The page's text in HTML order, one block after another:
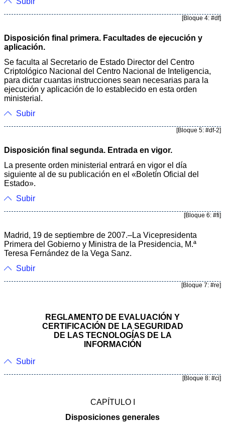
[Bloque 4: #df]
Disposición final primera. Facultades de ejecución y
aplicación.
Se faculta al Secretario de Estado Director del Centro
Criptológico Nacional del Centro Nacional de Inteligencia,
para dictar cuantas instrucciones sean necesarias para la
ejecución y aplicación de lo establecido en esta orden
ministerial.
Subir
[Bloque 5: #df-2]
Disposición final segunda. Entrada en vigor.
La presente orden ministerial entrará en vigor el día
siguiente al de su publicación en el «Boletín Oficial del
Estado».
Subir
[Bloque 6: #fi]
Madrid, 19 de septiembre de 2007.–La Vicepresidenta
Primera del Gobierno y Ministra de la Presidencia, M.ª
Teresa Fernández de la Vega Sanz.
Subir
[Bloque 7: #re]
REGLAMENTO DE EVALUACIÓN Y
CERTIFICACIÓN DE LA SEGURIDAD
DE LAS TECNOLOGÍAS DE LA
INFORMACIÓN
Subir
[Bloque 8: #ci]
CAPÍTULO I
Disposiciones generales